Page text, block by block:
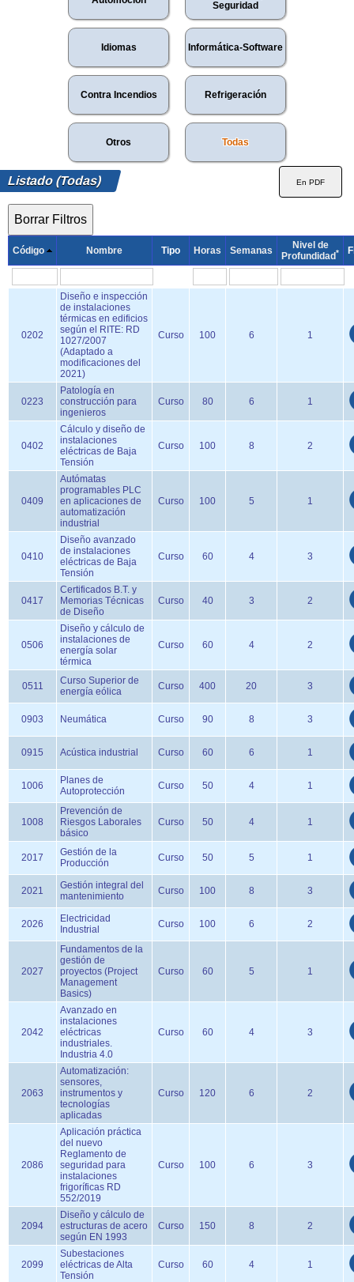
Seguridad
Idiomas Informática-Software
Contra Incendios Refrigeración
Otros Todas
Listado (Todas)
Código Nombre Tipo Horas Semanas
Nivel de
Profundidad*
0202
Diseño e inspección
de instalaciones
térmicas en edificios
según el RITE: RD
1027/2007
(Adaptado a
modificaciones del
2021)
Curso 100 6 1
0223
Patología en
construcción para
ingenieros
Curso 80 6 1
0402
Cálculo y diseño de
instalaciones
eléctricas de Baja
Tensión
Curso 100 8 2
0409
Autómatas
programables PLC
en aplicaciones de
automatización
industrial
Curso 100 5 1
0410
Diseño avanzado
de instalaciones
eléctricas de Baja
Tensión
Curso 60 4 3
0417
Certificados B.T. y
Memorias Técnicas
de Diseño
Curso 40 3 2
0506
Diseño y cálculo de
instalaciones de
energía solar
térmica
Curso 60 4 2
0511
Curso Superior de
energía eólica
Curso 400 20 3
0903 Neumática Curso 90 8 3
0915 Acústica industrial Curso 60 6 1
1006
Planes de
Autoprotección
Curso 50 4 1
1008
Prevención de
Riesgos Laborales
básico
Curso 50 4 1
2017
Gestión de la
Producción
Curso 50 5 1
2021
Gestión integral del
mantenimiento
Curso 100 8 3
2026
Electricidad
Industrial
Curso 100 6 2
2027
Fundamentos de la
gestión de
proyectos (Project
Management
Basics)
Curso 60 5 1
2042
Avanzado en
instalaciones
eléctricas
industriales.
Industria 4.0
Curso 60 4 3
2063
Automatización:
sensores,
instrumentos y
tecnologías
aplicadas
Curso 120 6 2
2086
Aplicación práctica
del nuevo
Reglamento de
seguridad para
instalaciones
frigoríficas RD
552/2019
Curso 100 6 3
2094
Diseño y cálculo de
estructuras de acero
según EN 1993
Curso 150 8 2
2099
Subestaciones
eléctricas de Alta
Tensión
Curso 60 4 1